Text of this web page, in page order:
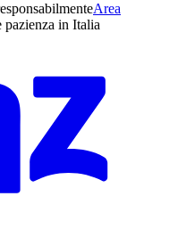
Area
pazienza in Italia